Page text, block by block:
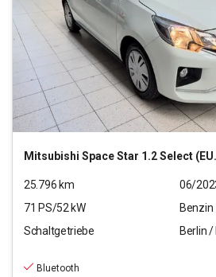
Mitsubishi Space Star 1.2 Select (EURO 6d)
25.796 km
06/
71 PS/52 kW
Benzin
Schaltgetriebe
Berlin
Bluetooth